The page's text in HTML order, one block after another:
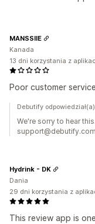
Poor customer
MANSSIIE
Kanada
13 dni korzystania z
Debutify
We're sorry to hear
support@debutify.com
This review app is
Hydrink - DK
Dania
29 dni korzystania z